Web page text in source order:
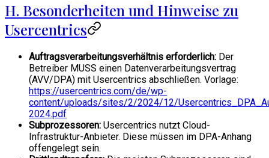
H. Besonderheiten und Hinweise zu
Usercentrics
Auftragsverarbeitungsverhältnis erforderlich: Der
Betreiber MUSS einen Datenverarbeitungsvertrag
(AVV/DPA) mit Usercentrics abschließen. Vorlage:
https://usercentrics.com/de/wp-
content/uploads/sites/2/2024/12/
2024.pdf
Subprozessoren: Usercentrics nutzt Cloud-
Infrastruktur-Anbieter. Diese müssen im DPA-Anhang
offengelegt sein.